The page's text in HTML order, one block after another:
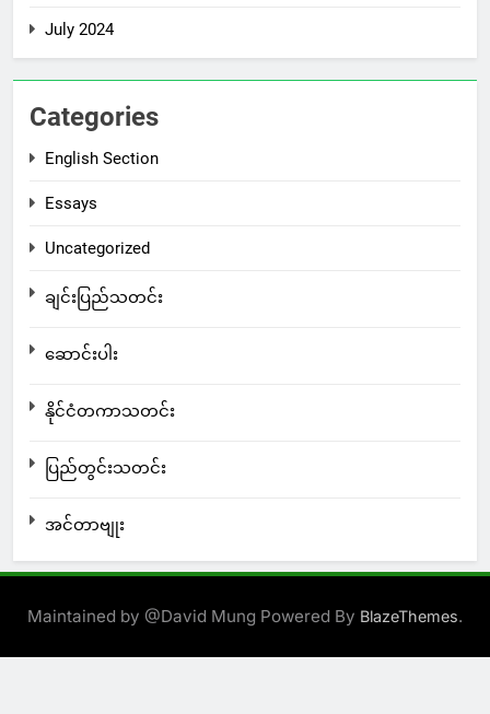
July 2024
Categories
English Section
Essays
Uncategorized
ချင်းပြည်သတင်း
ဆောင်းပါး
နိုင်ငံတကာသတင်း
ပြည်တွင်းသတင်း
အင်တာဗျုး
Maintained by @David Mung Powered By BlazeThemes.